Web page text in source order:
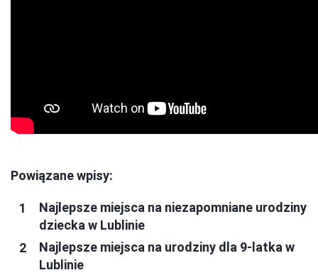
Powiązane wpisy:
Najlepsze miejsca na niezapomniane urodziny
dziecka w Lublinie
Najlepsze miejsca na urodziny dla 9-latka w
Lublinie